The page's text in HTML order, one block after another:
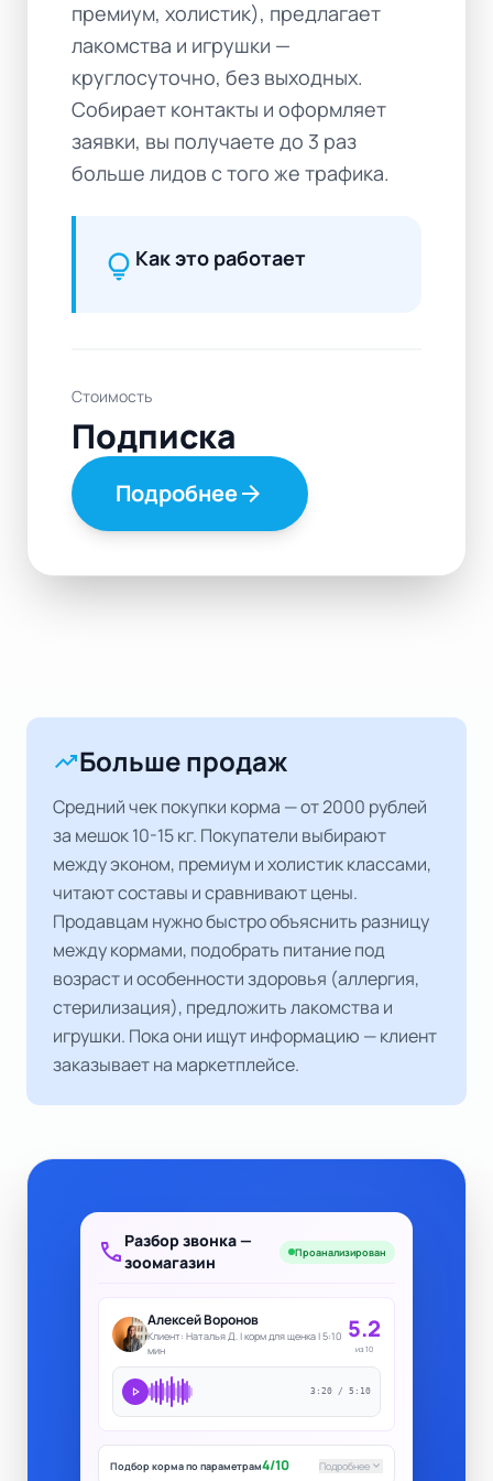
премиум, холистик), предлагает
лакомства и игрушки —
круглосуточно, без выходных.
Собирает контакты и оформляет
заявки, вы получаете до 3 раз
больше лидов с того же трафика.
lightbulb Как это работает
Стоимость
Подписка
Подробнееarrow_forward
trending_upБольше продаж
Средний чек покупки корма — от 2000 рублей
за мешок 10-15 кг. Покупатели выбирают
между эконом, премиум и холистик классами,
читают составы и сравнивают цены.
Продавцам нужно быстро объяснить разницу
между кормами, подобрать питание под
возраст и особенности здоровья (аллергия,
стерилизация), предложить лакомства и
игрушки. Пока они ищут информацию — клиент
заказывает на маркетплейсе.
call Разбор звонка —
зоомагазин
Проанализирован
Алексей Воронов
Клиент: Наталья Д. | корм для щенка | 5:10
мин
5.2
из 10
play_arrow 3:20 / 5:10
Подбор корма по параметрам4/10 Подробнее keyboard_arrow_down